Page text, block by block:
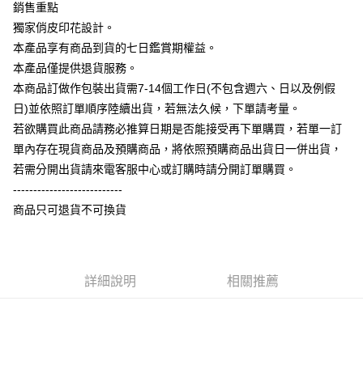
2.付款方式選擇「大哥付你分期」，訂單成立後會自動跳轉到大哥付的交易
流程，驗證手機門號後，選擇欲分期的期數、繳款截止日，確認付款後即完
成交易。
3.實際核准額度、可分期數及費用金額請依後續交易確認頁面所載為準。
4.訂單成立30分鐘內，如未前往確認交易或遇審核未通過，訂單將自動取
消。如遇「轉專審核」未通過狀況，表示未達大哥付你分期系統評分，恕無
法說明評估內容。
【繳款方式說明】
1.分期款項不併入電信帳單，「大哥付你分期」於每月結算日後寄送繳費提
2.透過簡訊連結打開帳單後，可選擇「超商條碼／台灣大直營門市／銀行轉
帳／街口支付／iPASS MONEY」等通路繳費。
1.本服務係由「台灣大哥大股份有限公司」（以下簡稱本公司）所提供，讓
由本公司與您本人進行分期帳單所需資料之確認、核對及更正。
相關說明
【關於「AFTEE先享後付」】
AFTEE先享後付是「在收到商品之後才付款」的支付方式。 讓您購物簡單
１．簡單：不需註冊會員、不需綁卡、不需儲值。
２．便利：只要手機號碼，簡訊認證，即可結帳。
３．安心：先確認商品／服務後，再付款。
【「AFTEE先享後付」結帳流程】
１．於結帳方式選擇「AFTEE先享後付」後，將跳轉至「AFTEE先享後付」
２．訂單成立數日內，您將收到繳費通知簡訊。
３．收到繳費通知簡訊後14天內，點擊此簡訊中的連結，可透過四大超商／
ATM／網路銀行／等多元方式進行付款，方視為交易完成。
※ 請注意：結帳手續完成當下不需立刻繳費，但若您需要取消訂單，請聯絡
是否繳費成功／繳費後需取消欲退款等相關疑問，請聯繫「AFTEE先享後付
客戶支援中心」 https://netprotections.freshdesk.com/support/home
ATM付款
運送方式
全家付款取貨
每筆NT$65，滿NT$899(含以上)免運費
付款後全家取貨
7-11付款取貨
每筆NT$60，滿NT$899(含以上)免運費
銷售重點
獨家俏皮印花設計。
本產品享有商品到貨的七日鑑賞期權益。
本產品僅提供退貨服務。
本商品訂做作包裝出貨需7-14個工作日(不包含週六、日以及例假
日)並依照訂單順序陸續出貨，若無法久候，下單請考量。
若欲購買此商品請務必推算日期是否能接受再下單購買，若單一訂
單內存在現貨商品及預購商品，將依照預購商品出貨日一併出貨，
若需分開出貨請來電客服中心或訂購時請分開訂單購買。
---------------------------
商品只可退貨不可換貨
詳細說明 相關推薦